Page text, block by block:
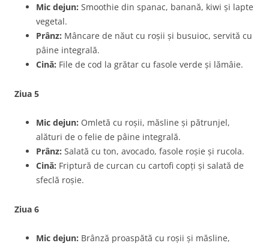
Mic dejun: Smoothie din spanac, banană, kiwi și lapte
vegetal.
Prânz: Mâncare de năut cu roșii și busuioc, servită cu
pâine integrală.
Cină: File de cod la grătar cu fasole verde și lămâie.
Ziua 5
Mic dejun: Omletă cu roșii, măsline și pătrunjel,
alături de o felie de pâine integrală.
Prânz: Salată cu ton, avocado, fasole roșie și rucola.
Cină: Friptură de curcan cu cartofi copți și salată de
sfeclă roșie.
Ziua 6
Mic dejun: Brânză proaspătă cu roșii și măsline,